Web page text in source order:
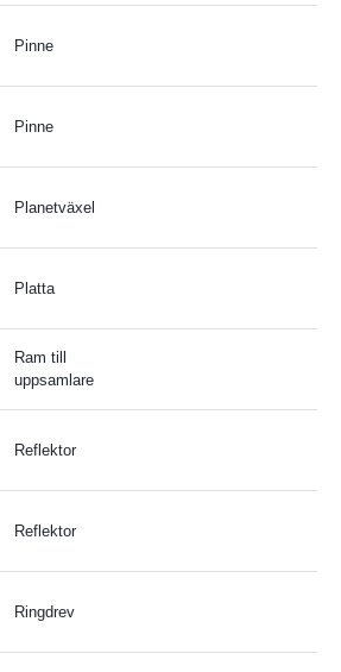
Pinne
Pinne
Planetväxel
Platta
Ram till
uppsamlare
Reflektor
Reflektor
Ringdrev